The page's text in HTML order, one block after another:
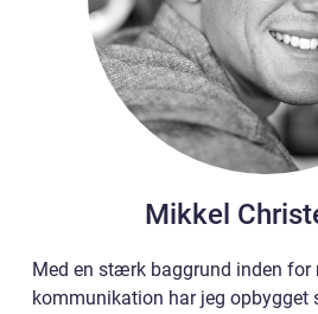
Mikkel
Med en stærk baggrund inden for
kommunikation har jeg opbygget